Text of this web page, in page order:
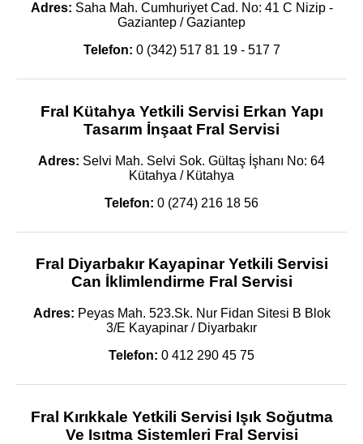
Adres: Saha Mah. Cumhuriyet Cad. No: 41 C Nizip -
Gaziantep / Gaziantep
Telefon: 0 (342) 517 81 19 - 517 7
Fral Kütahya Yetkili Servisi Erkan Yapı
Tasarım İnşaat Fral Servisi
Adres: Selvi Mah. Selvi Sok. Gültaş İşhanı No: 64
Kütahya / Kütahya
Telefon: 0 (274) 216 18 56
Fral Diyarbakır Kayapinar Yetkili Servisi
Can İklimlendirme Fral Servisi
Adres: Peyas Mah. 523.Sk. Nur Fidan Sitesi B Blok
3/E Kayapinar / Diyarbakır
Telefon: 0 412 290 45 75
Fral Kırıkkale Yetkili Servisi Işık Soğutma
Ve Isıtma Sistemleri Fral Servisi